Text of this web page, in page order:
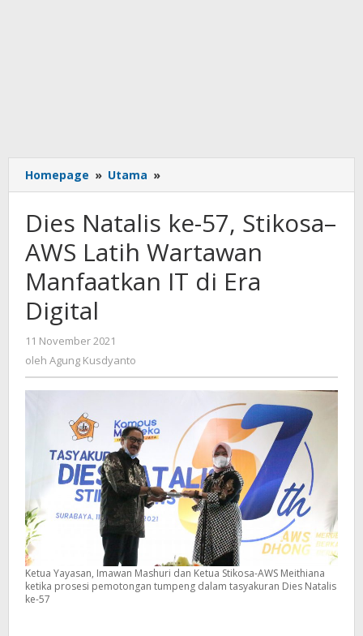
Homepage » Utama »
Natalis
57,
Stikosa–
AWS
Latih
Wartawan
Digital
Dies Natalis ke-57, Stikosa–
AWS Latih Wartawan
Manfaatkan IT di Era
Digital
11 November 2021
Agung
oleh Agung Kusdyanto
Ketua Yayasan, Imawan Mashuri dan Ketua Stikosa-AWS Meithiana
ketika prosesi pemotongan tumpeng dalam tasyakuran Dies Natalis
ke-57